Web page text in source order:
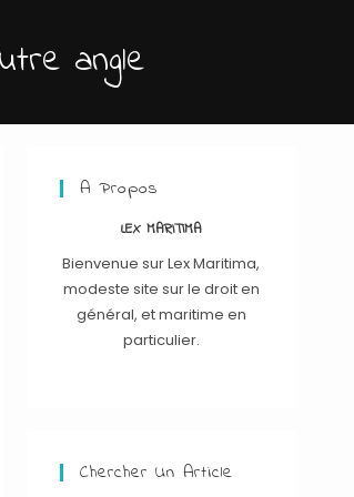
angle
A Propos
LEX MARITIMA
Bienvenue sur Lex Maritima,
modeste site sur le droit en
général, et maritime en
particulier.
Chercher Un Article